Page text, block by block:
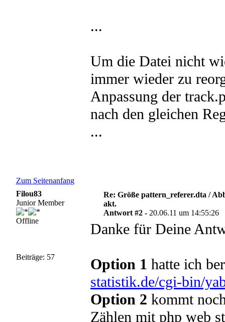
...
Um die Datei nicht
immer wieder zu
Anpassung der
nach den gleichen
...
Zum Seitenanfang
Filou83
Junior Member
Offline
Beiträge: 57
Re: Größe pattern_referer.dta /
akt.
Antwort #2 - 20.06.11 um 14:55:26
Danke für Deine
Option 1 hatte ich
statistik.de/cgi-bin/
Option 2 kommt
Zählen mit php web